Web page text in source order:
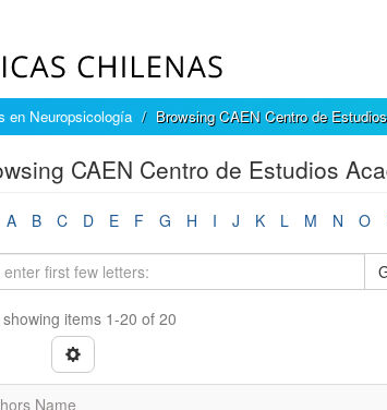
en Neuropsicología Browsing CAEN Centro de
CAEN Centro de Estudios
A B C D E F G H I J K L M N O
showing items 1-20 of 20
Name